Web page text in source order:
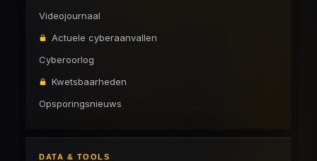
Videojournaal
Actuele cyberaanvallen
Cyberoorlog
Kwetsbaarheden
Opsporingsnieuws
DATA & TOOLS